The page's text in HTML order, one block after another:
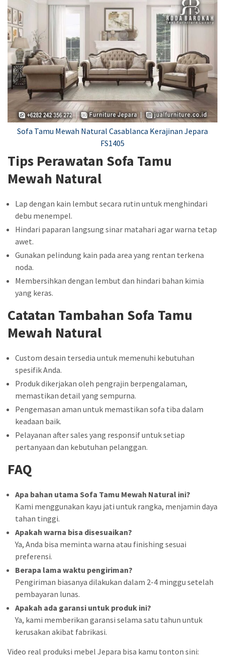
Sofa Tamu Mewah Natural Casablanca Kerajinan Jepara
FS1405
Tips Perawatan Sofa Tamu
Mewah Natural
Lap dengan kain lembut secara rutin untuk menghindari
debu menempel.
Hindari paparan langsung sinar matahari agar warna tetap
awet.
Gunakan pelindung kain pada area yang rentan terkena
noda.
Membersihkan dengan lembut dan hindari bahan kimia
yang keras.
Catatan Tambahan Sofa Tamu
Mewah Natural
Custom desain tersedia untuk memenuhi kebutuhan
spesifik Anda.
Produk dikerjakan oleh pengrajin berpengalaman,
memastikan detail yang sempurna.
Pengemasan aman untuk memastikan sofa tiba dalam
keadaan baik.
Pelayanan after sales yang responsif untuk setiap
pertanyaan dan kebutuhan pelanggan.
FAQ
Apa bahan utama Sofa Tamu Mewah Natural ini?
Kami menggunakan kayu jati untuk rangka, menjamin daya
tahan tinggi.
Apakah warna bisa disesuaikan?
Ya, Anda bisa meminta warna atau finishing sesuai
preferensi.
Berapa lama waktu pengiriman?
Pengiriman biasanya dilakukan dalam 2-4 minggu setelah
pembayaran lunas.
Apakah ada garansi untuk produk ini?
Ya, kami memberikan garansi selama satu tahun untuk
kerusakan akibat fabrikasi.
Video real produksi mebel Jepara bisa kamu tonton sini: